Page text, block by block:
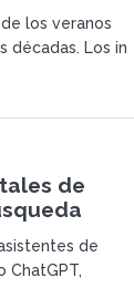
los veranos
décadas. Los in
de
de
ChatGPT,